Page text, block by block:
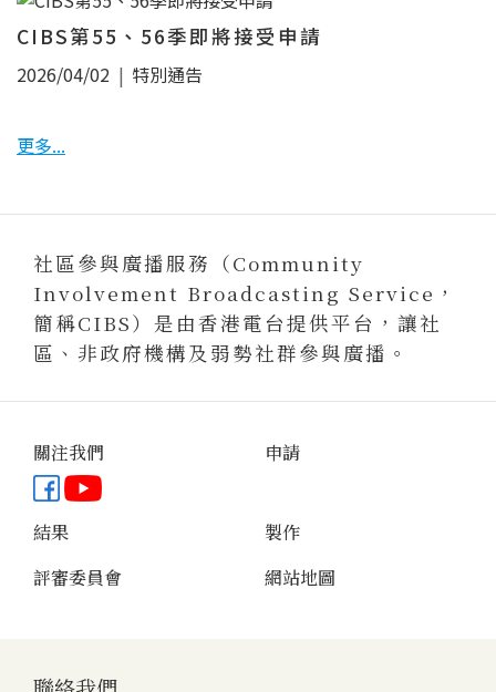
CIBS第55、56季即將接受申請
2026/04/02 特別通告
更多...
社區參與廣播服務（Community
Involvement Broadcasting Service，
簡稱CIBS）是由香港電台提供平台，讓社
區、非政府機構及弱勢社群參與廣播。
關注我們
Facebook專頁
YouTube頻道
申請
結果
製作
評審委員會
網站地圖